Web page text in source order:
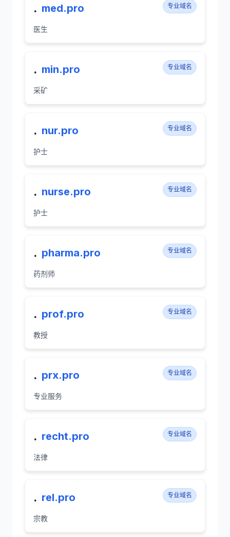
. med.pro 专业域名
医生
. min.pro 专业域名
采矿
. nur.pro 专业域名
护士
. nurse.pro 专业域名
护士
. pharma.pro 专业域名
药剂师
. prof.pro 专业域名
教授
. prx.pro 专业域名
专业服务
. recht.pro 专业域名
法律
. rel.pro 专业域名
宗教